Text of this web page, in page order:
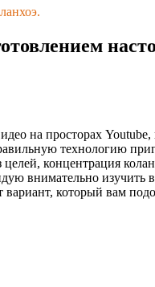
на просторах Youtube,
технологию
концентрация
внимательно изучить
вариант, который вам